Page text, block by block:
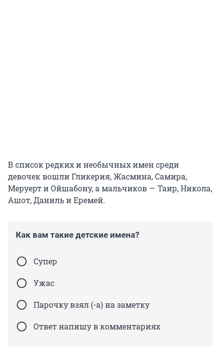
В список редких и необычных имен среди
девочек вошли Гликерия, Жасмина, Самира,
Меруерт и Ойшабону, а мальчиков — Таир, Никола,
Ашот, Даниль и Еремей.
Как вам такие детские имена?
Супер
Ужас
Парочку взял (-а) на заметку
Ответ напишу в комментариях